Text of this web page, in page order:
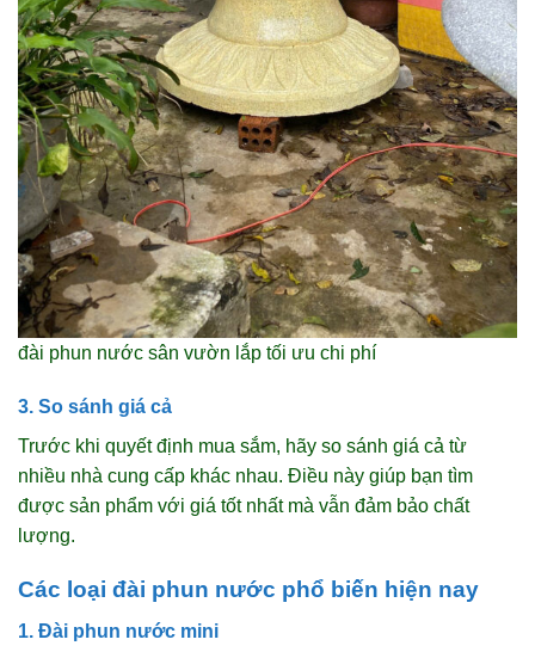
đài phun nước sân vườn lắp tối ưu chi phí
3. So sánh giá cả
Trước khi quyết định mua sắm, hãy so sánh giá cả từ
nhiều nhà cung cấp khác nhau. Điều này giúp bạn tìm
được sản phẩm với giá tốt nhất mà vẫn đảm bảo chất
lượng.
Các loại đài phun nước phổ biến hiện nay
1. Đài phun nước mini